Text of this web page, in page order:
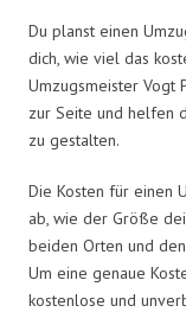
Du planst einen
dich, wie viel das
Umzugsmeister Vogt
zur Seite und helfen
zu gestalten.
Die Kosten für einen
ab, wie der Größe
beiden Orten und
Um eine genaue
kostenlose und